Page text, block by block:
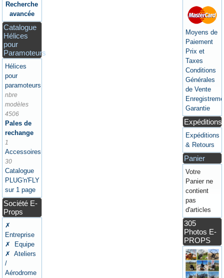
Recherche
avancée
Catalogue
Hélices
pour
Paramoteurs
Hélices
pour
paramoteurs
nbre
modèles
4506
Pales de
rechange
1
Accessoires
30
Catalogue
PLUG'n'FLY
sur 1 page
Société E-
Props
✗
Entreprise
✗ Equipe
✗ Ateliers
/
Aérodrome
Moyens de
Paiement
Prix et
Taxes
Conditions
Générales
de Vente
Garantie
Expéditions
Expéditions
& Retours
Panier
Votre
Panier ne
contient
pas
d'articles
305
Photos E-
PROPS